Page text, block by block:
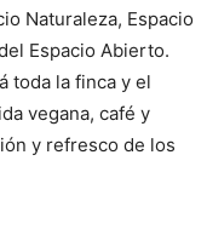
Naturaleza, Espacio
Espacio Abierto.
toda la finca y el
vegana, café y
y refresco de los